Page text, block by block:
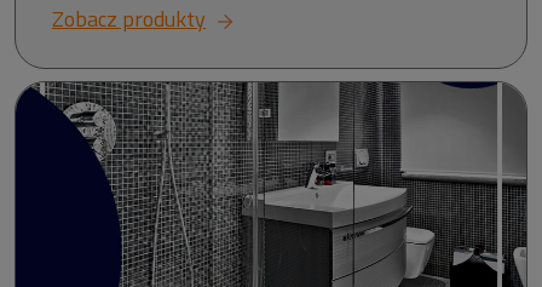
Zobacz produkty